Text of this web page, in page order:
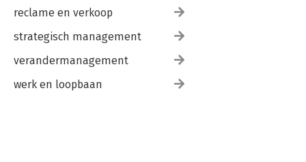
reclame en verkoop
strategisch management
verandermanagement
werk en loopbaan